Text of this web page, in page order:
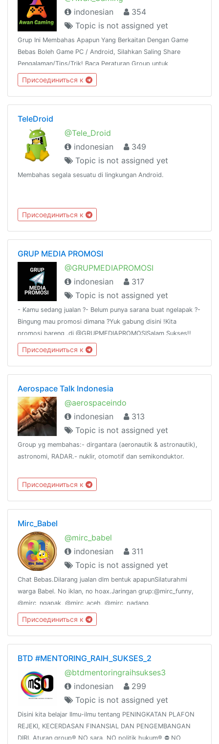
indonesian
354
Topic is not assigned yet
Grup Ini Membahas Apapun Yang Berkaitan Dengan Game
Bebas Boleh Game PC / Android, Silahkan Saling Share
Pengalaman/Tips/Trik! Baca Peraturan Group untuk
Menghindari Pelanggaran!
Присоединиться к
TeleDroid
@Tele_Droid
indonesian
349
Topic is not assigned yet
Membahas segala sesuatu di lingkungan Android.
Присоединиться к
GRUP MEDIA PROMOSI
@GRUPMEDIAPROMOSI
indonesian
317
Topic is not assigned yet
- Kamu sedang jualan ?- Belum punya sarana buat ngelapak ?-
Bingung mau promosi dimana ?Yuk gabung disini !Kita
promosi bareng .di @GRUPMEDIAPROMOSISalam Sukses!!
DANGER !!*#* Jangan posting hal-hal yang dilarang oleh
UNDANG-UNDANG RI ya guys.
Присоединиться к
Aerospace Talk Indonesia
@aerospaceindo
indonesian
313
Topic is not assigned yet
Group yg membahas:- dirgantara (aeronautik & astronautik),
astronomi, RADAR.- nuklir, otomotif dan semikonduktor.
Присоединиться к
Mirc_Babel
@mirc_babel
indonesian
311
Topic is not assigned yet
Chat Bebas.Dilarang jualan dlm bentuk apapunSilaturahmi
warga Babel. No iklan, no hoax.Jaringan grup:@mirc_funny,
@mirc_ngapak, @mirc_aceh, @mirc_padang,
@mirc_suramadu, @mirc_sunda, @mirc_joglosemar. @mirlucu
Присоединиться к
BTD #MENTORING_RAIH_SUKSES_2
@btdmentoringraihsukses3
indonesian
299
Topic is not assigned yet
Disini kita belajar Ilmu-ilmu tentang PENINGKATAN PLAFON
REJEKI, KECERDASAN FINANSIAL DAN PENGEMBANGAN
DIRI. Aturan group® NO sara, NO politik hukum® ⛔ NO